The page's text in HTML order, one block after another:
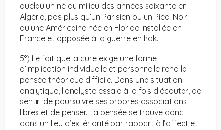
quelqu’un né au milieu des années soixante en
Algérie, pas plus qu’un Parisien ou un Pied-Noir
qu’une Américaine née en Floride installée en
France et opposée à la guerre en Irak.
5°) Le fait que la cure exige une forme
d’implication individuelle et personnelle rend la
pensée théorique difficile. Dans une situation
analytique, l’analyste essaie à la fois d’écouter, de
sentir, de poursuivre ses propres associations
libres et de penser. La pensée se trouve donc
dans un lieu d’extériorité par rapport à l’affect et